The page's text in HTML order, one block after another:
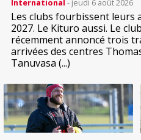
International - jeudi 6 août 2026
Les clubs fourbissent leurs
2027. Le Kituro aussi. Le
récemment annoncé trois
arrivées des centres
Tanuvasa (...)